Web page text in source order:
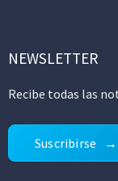
NEWSLETTER
Recibe todas las
Suscribirse